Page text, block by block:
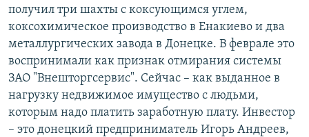
получил три шахты с коксующимся углем,
коксохимическое производство в Енакиево и два
металлургических завода в Донецке. В феврале это
воспринимали как признак отмирания системы
ЗАО "Внешторгсервис". Сейчас – как выданное в
нагрузку недвижимое имущество с людьми,
которым надо платить заработную плату. Инвестор
– это донецкий предприниматель Игорь Андреев,